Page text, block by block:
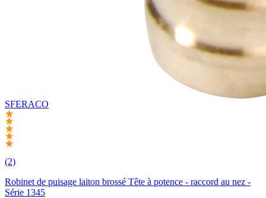
SFERACO
(2)
Robinet de puisage laiton brossé Tête à potence - raccord au nez -
Série 1345